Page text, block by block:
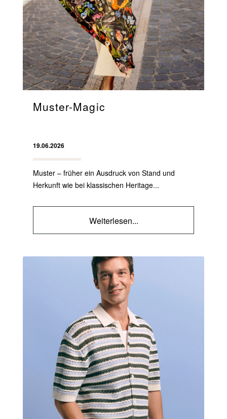
Muster-Magic
19.06.2026
Muster – früher ein Ausdruck von Stand und
Herkunft wie bei klassischen Heritage...
Weiterlesen...